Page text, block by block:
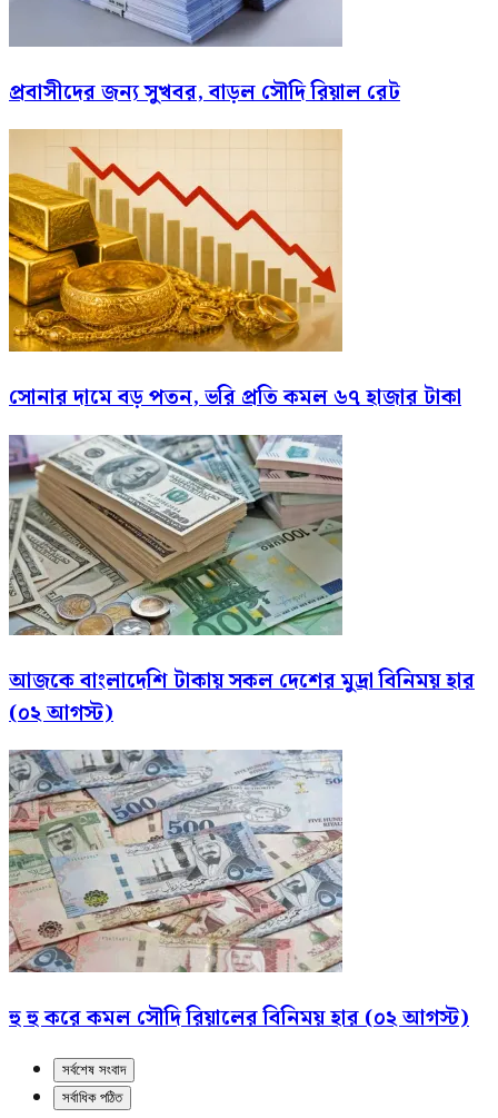
প্রবাসীদের জন্য সুখবর, বাড়ল সৌদি রিয়াল রেট
সোনার দামে বড় পতন, ভরি প্রতি কমল ৬৭ হাজার টাকা
আজকে বাংলাদেশি টাকায় সকল দেশের মুদ্রা বিনিময় হার
(০২ আগস্ট)
হু হু করে কমল সৌদি রিয়ালের বিনিময় হার (০২ আগস্ট)
সর্বশেষ সংবাদ
সর্বাধিক পঠিত